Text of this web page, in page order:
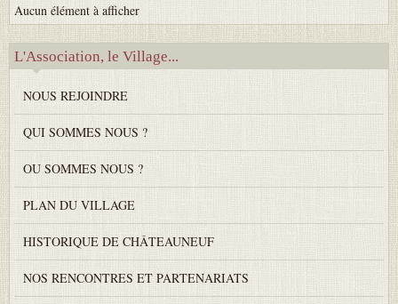
Aucun élément à afficher
L'Association, le Village...
NOUS REJOINDRE
QUI SOMMES NOUS ?
OU SOMMES NOUS ?
PLAN DU VILLAGE
HISTORIQUE DE CHÂTEAUNEUF
NOS RENCONTRES ET PARTENARIATS